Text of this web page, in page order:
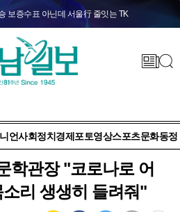
보증수표 아닌데 서울行 줄잇는 TK
언사회정치 경제 포토영상스포츠문화동정
학관장 "코로나로 어
리 생생히 들려줘"